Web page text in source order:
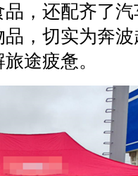
，还配齐了
，切实为奔
途疲惫。